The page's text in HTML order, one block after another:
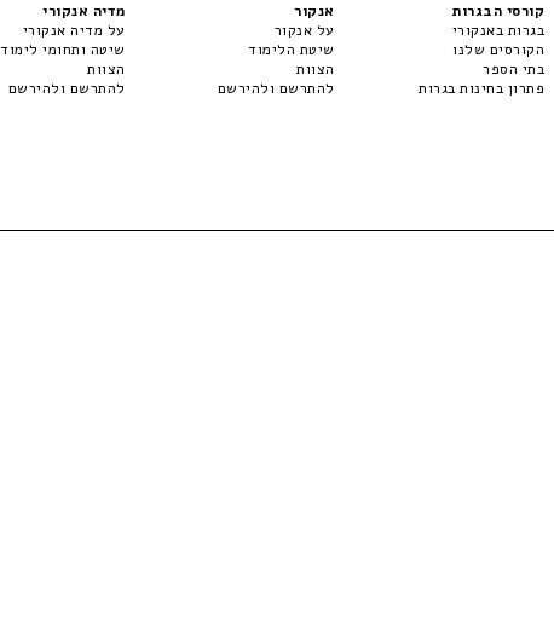
קורסי הבגרות
בגרות באנקורי
הקורסים שלנו
בתי הספר
פתרון בחינות בגרות
אנקור
על אנקור
שיטת הלימוד
הצוות
להתרשם ולהירשם
מדיה אנקורי
על מדיה אנקורי
שיטה ותחומי לימוד
הצוות
להתרשם ולהירשם